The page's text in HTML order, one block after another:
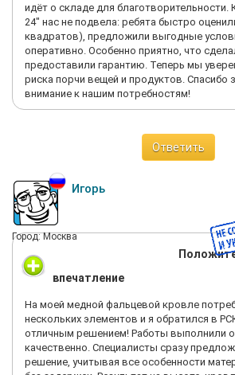
идёт о складе для
24" нас не подвела: ребята быстро
квадратов), предложили выгодные
оперативно. Особенно приятно, что
предоставили гарантию. Теперь мы
риска порчи вещей и продуктов. Спасибо
внимание к нашим потребностям!
Ответить
Игорь
Город: Москва
впечатление
На моей медной фальцевой кровле
нескольких элементов и я обратился в
отличным решением! Работы выполнили
качественно. Специалисты сразу
решение, учитывая все особенности